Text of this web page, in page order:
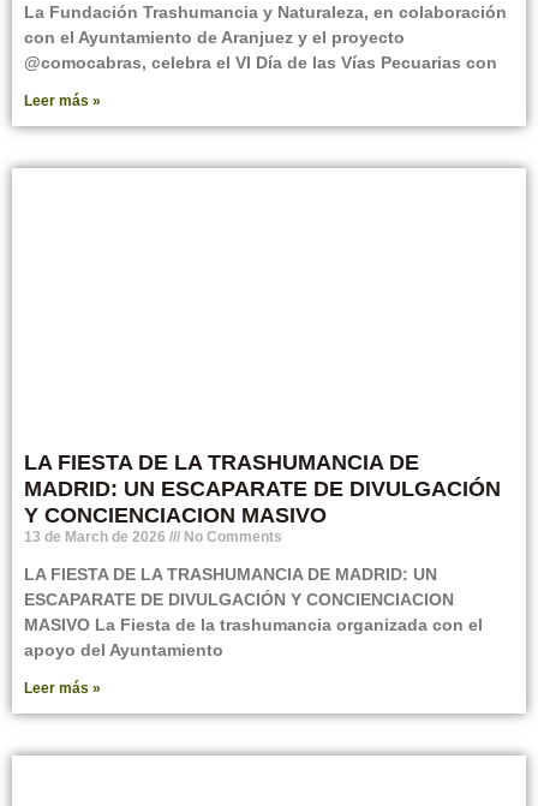
La Fundación Trashumancia y Naturaleza, en colaboración
con el Ayuntamiento de Aranjuez y el proyecto
@comocabras, celebra el VI Día de las Vías Pecuarias con
Leer más »
LA FIESTA DE LA TRASHUMANCIA DE
MADRID: UN ESCAPARATE DE DIVULGACIÓN
Y CONCIENCIACION MASIVO
13 de March de 2026 No Comments
LA FIESTA DE LA TRASHUMANCIA DE MADRID: UN
ESCAPARATE DE DIVULGACIÓN Y CONCIENCIACION
MASIVO La Fiesta de la trashumancia organizada con el
apoyo del Ayuntamiento
Leer más »